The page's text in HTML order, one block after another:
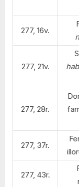
277, 16v.
277, 21v.
277, 28r.
277, 37r.
277, 43r.